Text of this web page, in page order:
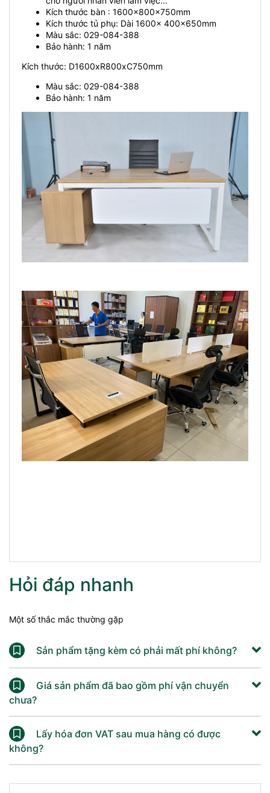
Kích thước bàn : 1600x800x750mm
Kích thước tủ phụ: Dài 1600x 400x650mm
Màu sắc: 029-084-388
Bảo hành: 1 năm
Kích thước: D1600xR800xC750mm
Màu sắc: 029-084-388
Bảo hành: 1 năm
Hỏi đáp nhanh
Một số thắc mắc thường gặp
Sản phẩm tặng kèm có phải mất phí không?
Giá sản phẩm đã bao gồm phí vận chuyển
chưa?
Lấy hóa đơn VAT sau mua hàng có được
không?